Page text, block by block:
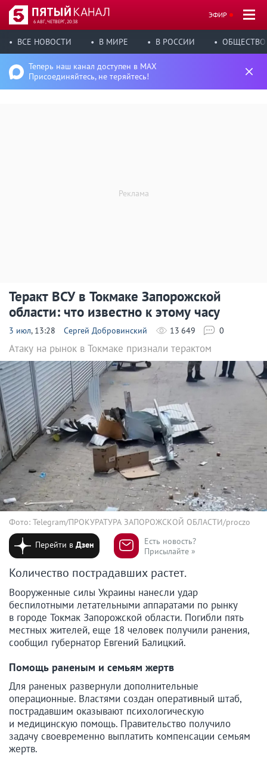
6 АВГ, ЧЕТВЕРГ, 20:38
ЭФИР
ВСЕ НОВОСТИ В МИРЕ В РОССИИ ОБЩЕСТВО
Теперь наш канал доступен в MAX
Присоединяйтесь, не теряйтесь!
Теракт ВСУ в Токмаке Запорожской
области: что известно к этому часу
3 июл, 13:28 Сергей Добровинский 13 649 0
Атаку на рынок в Токмаке признали терактом
Фото: Telegram/ПРОКУРАТУРА ЗАПОРОЖСКОЙ ОБЛАСТИ/proczo
Перейти вДзен
Есть новость?
Присылайте »
Количество пострадавших растет.
Вооруженные силы Украины нанесли удар
беспилотными летательными аппаратами по рынку
в городе Токмак Запорожской области. Погибли пять
местных жителей, еще 18 человек получили ранения,
сообщил губернатор Евгений Балицкий.
Помощь раненым и семьям жертв
Для раненых развернули дополнительные
операционные. Властями создан оперативный штаб,
пострадавшим оказывают психологическую
и медицинскую помощь. Правительство получило
задачу своевременно выплатить компенсации семьям
жертв.